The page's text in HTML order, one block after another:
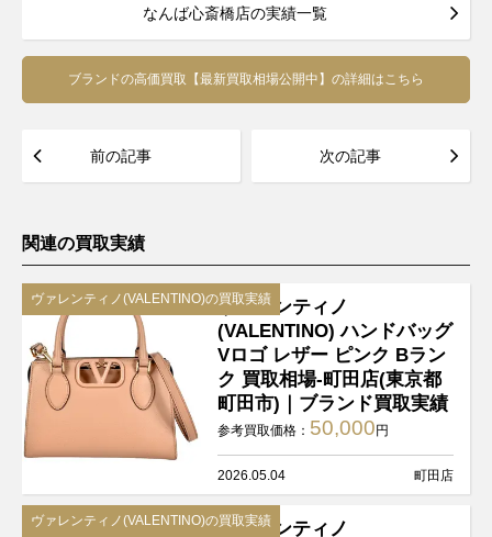
なんば心斎橋店の実績一覧
ブランドの高価買取【最新買取相場公開中】の詳細はこちら
前の記事 次の記事
関連の買取実績
ヴァレンティノ(VALENTINO)の買取実績ヴァレンティノ
(VALENTINO) ハンドバッグ
Vロゴ レザー ピンク Bラン
ク 買取相場-町田店(東京都
町田市)｜ブランド買取実績
参考買取価格： 50,000 円
2026.05.04 町田店
ヴァレンティノ(VALENTINO)の買取実績ヴァレンティノ